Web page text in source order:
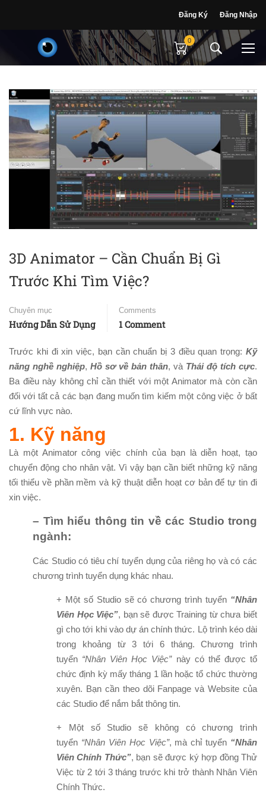
Đăng Ký Đăng Nhập
0
3D Animator – Cần Chuẩn Bị Gì
Trước Khi Tìm Việc?
Chuyên mục
Hướng Dẫn Sử Dụng
Comments
1 Comment
Trước khi đi xin việc, bạn cần chuẩn bị 3 điều quan trọng: Kỹ
năng nghề nghiệp, Hồ sơ về bản thân, và Thái độ tích cực.
Ba điều này không chỉ cần thiết với một Animator mà còn cần
đối với tất cả các bạn đang muốn tìm kiếm một công việc ở bất
cứ lĩnh vực nào.
1. Kỹ năng
Là một Animator công việc chính của bạn là diễn hoạt, tạo
chuyển động cho nhân vật. Vì vậy bạn cần biết những kỹ năng
tối thiểu về phần mềm và kỹ thuật diễn hoạt cơ bản để tự tin đi
xin việc.
– Tìm hiểu thông tin về các Studio trong
ngành:
Các Studio có tiêu chí tuyển dụng của riêng họ và có các
chương trình tuyển dụng khác nhau.
+ Một số Studio sẽ có chương trình tuyển “Nhân
Viên Học Việc”, bạn sẽ được Training từ chưa biết
gì cho tới khi vào dự án chính thức. Lộ trình kéo dài
trong khoảng từ 3 tới 6 tháng. Chương trình
tuyển “Nhân Viên Học Việc”này có thể được tổ
chức định kỳ mấy tháng 1 lần hoặc tổ chức thường
xuyên. Bạn cần theo dõi Fanpage và Website của
các Studio để nắm bắt thông tin.
+ Một số Studio sẽ không có chương trình
tuyển “Nhân Viên Học Việc”, mà chỉ tuyển “Nhân
Viên Chính Thức”, bạn sẽ được ký hợp đồng Thử
Việc từ 2 tới 3 tháng trước khi trở thành Nhân Viên
Chính Thức.